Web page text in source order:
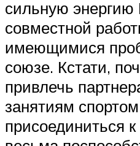
сильную
совместной
имеющимися
союзе. Кстати,
привлечь
занятиям
присоединиться